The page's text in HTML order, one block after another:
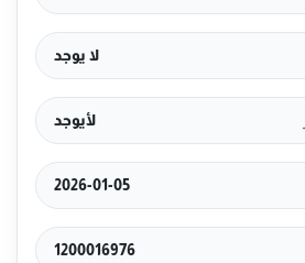
لا يوجد
لأيوجد
2026-01-05
1200016976